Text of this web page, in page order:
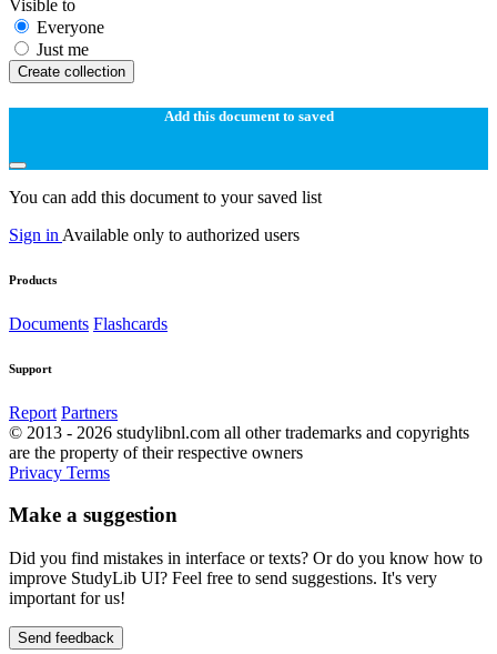
Visible to
Everyone
Just me
Create collection
Add this document to saved
You can add this document to your saved list
Sign in Available only to authorized users
Products
Documents Flashcards
Support
Report Partners
© 2013 - 2026 studylibnl.com all other trademarks and copyrights
are the property of their respective owners
Privacy Terms
Make a suggestion
Did you find mistakes in interface or texts? Or do you know how to
improve StudyLib UI? Feel free to send suggestions. It's very
important for us!
Send feedback